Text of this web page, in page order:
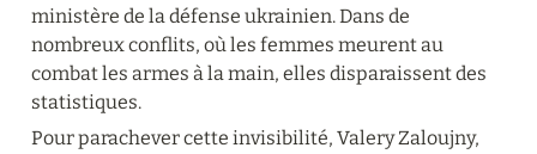
ministère de la défense ukrainien. Dans de
nombreux conflits, où les femmes meurent au
combat les armes à la main, elles disparaissent des
statistiques.
Pour parachever cette invisibilité, Valery Zaloujny,